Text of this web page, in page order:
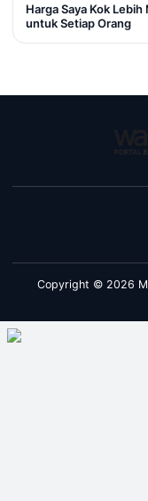
Harga Saya Kok
untuk Setiap Orang
Copyright © 2026